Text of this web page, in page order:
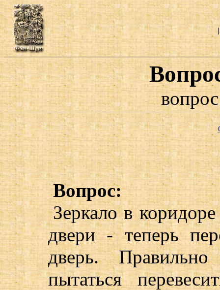
Вопрос:
Зеркало в
двери - теперь
дверь.
пытаться